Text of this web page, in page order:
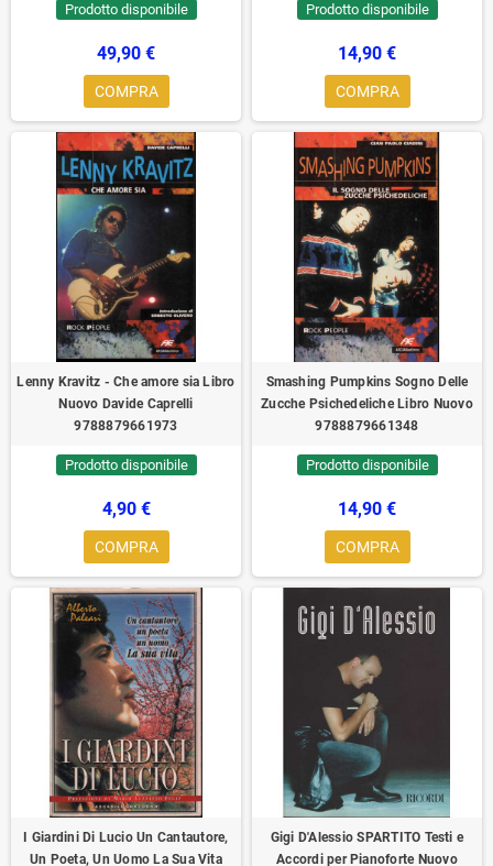
Prodotto disponibile
49,90 €
COMPRA
Prodotto disponibile
14,90 €
COMPRA
Lenny Kravitz - Che amore sia Libro
Nuovo Davide Caprelli
9788879661973
Prodotto disponibile
4,90 €
COMPRA
Smashing Pumpkins Sogno Delle
Zucche Psichedeliche Libro Nuovo
9788879661348
Prodotto disponibile
14,90 €
COMPRA
I Giardini Di Lucio Un Cantautore,
Un Poeta, Un Uomo La Sua Vita
Gigi D'Alessio SPARTITO Testi e
Accordi per Pianoforte Nuovo